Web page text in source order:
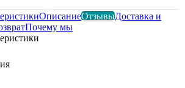
ОписаниеОтзывыДоставка и
Почему мы